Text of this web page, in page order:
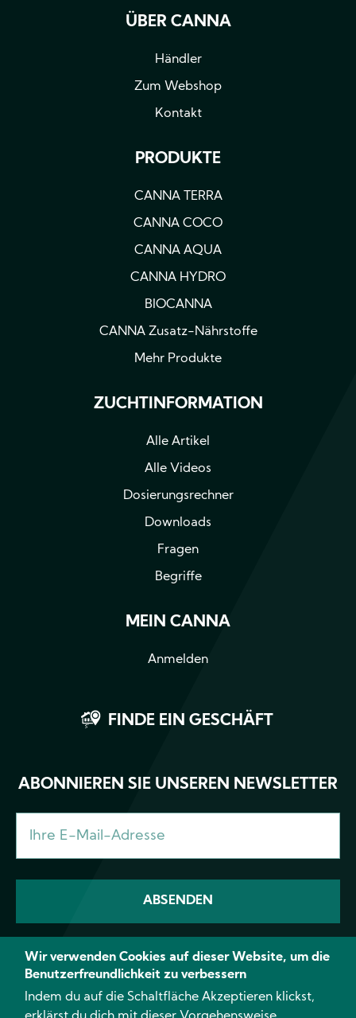
ÜBER CANNA
Händler
Zum Webshop
Kontakt
PRODUKTE
CANNA TERRA
CANNA COCO
CANNA AQUA
CANNA HYDRO
BIOCANNA
CANNA Zusatz-Nährstoffe
Mehr Produkte
ZUCHTINFORMATION
Alle Artikel
Alle Videos
Dosierungsrechner
Downloads
Fragen
Begriffe
MEIN CANNA
Anmelden
FINDE EIN GESCHÄFT
ABONNIEREN SIE UNSEREN NEWSLETTER
Facebook
Instagram
YouTube
TikTok
Wir verwenden Cookies auf dieser Website, um die
Benutzerfreundlichkeit zu verbessern
Indem du auf die Schaltfläche Akzeptieren klickst,